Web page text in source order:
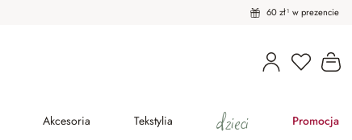
60 zł¹ w prezencie
Masz
Akcesoria Tekstylia dzieci Promocja